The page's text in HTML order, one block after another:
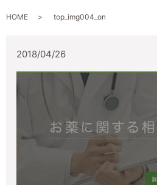
HOME top_img004_on
2018/04/26